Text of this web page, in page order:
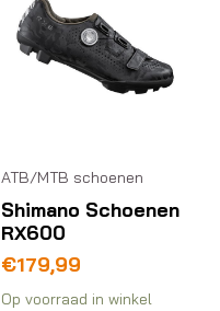
ATB/MTB schoenen
Shimano Schoenen
RX600
€179,99
Op voorraad in winkel